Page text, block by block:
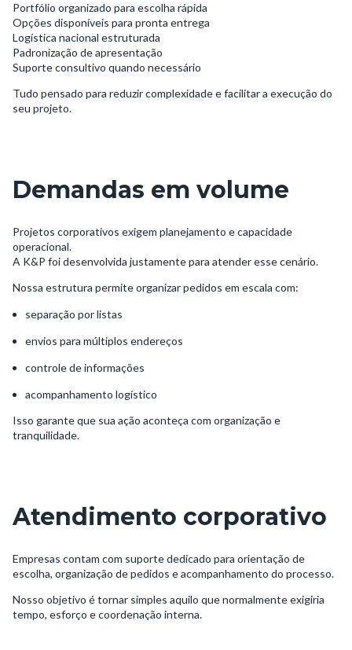
Portfólio organizado para escolha rápida
Opções disponíveis para pronta entrega
Logística nacional estruturada
Padronização de apresentação
Suporte consultivo quando necessário
Tudo pensado para reduzir complexidade e facilitar a execução do
seu projeto.
Demandas em volume
Projetos corporativos exigem planejamento e capacidade
operacional.
A K&P foi desenvolvida justamente para atender esse cenário.
Nossa estrutura permite organizar pedidos em escala com:
separação por listas
envios para múltiplos endereços
controle de informações
acompanhamento logístico
Isso garante que sua ação aconteça com organização e
tranquilidade.
Atendimento corporativo
Empresas contam com suporte dedicado para orientação de
escolha, organização de pedidos e acompanhamento do processo.
Nosso objetivo é tornar simples aquilo que normalmente exigiria
tempo, esforço e coordenação interna.